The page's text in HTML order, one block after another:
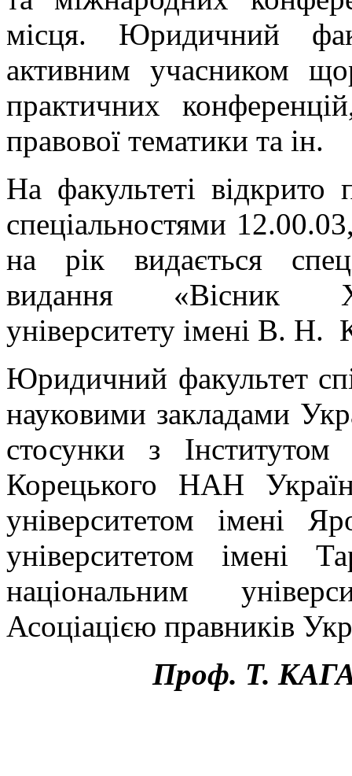
місця. Юридичний
активним учасником
практичних
правової тематики та ін.
На факультеті відкрито
спеціальностями
на рік видається
видання «Вісник
університету імені В. Н.
Юридичний факультет
науковими закладами
стосунки з
Корецького НАН
університетом імені
університетом імені
національним
Асоціацією правників
Проф. Т.